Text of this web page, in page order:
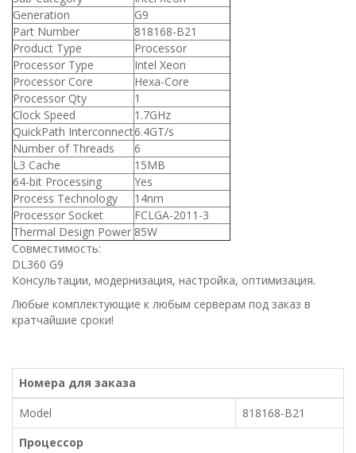
Generation
G9
Part Number
818168-B21
Product Type
Processor
Processor Type
Intel Xeon
Processor Core
Hexa-Core
Processor Qty
1
Clock Speed
1.7GHz
QuickPath Interconnect6.4GT/s
Number of Threads
6
L3 Cache
15MB
64-bit Processing
Yes
Process Technology
14nm
Processor Socket
FCLGA-2011-3
Thermal Design Power 85W
Совместимость:
DL360 G9
Консультации, модернизация, настройка, оптимизация.
Любые комплектующие к любым серверам под заказ в
кратчайшие сроки!
Номера для заказа
Model
818168-B21
Процессор